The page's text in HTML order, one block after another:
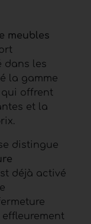
meubles
dans les
la gamme
qui offrent
et la
distingue
déjà activé